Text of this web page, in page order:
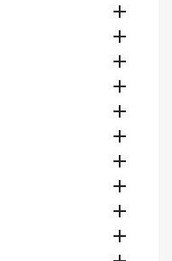









